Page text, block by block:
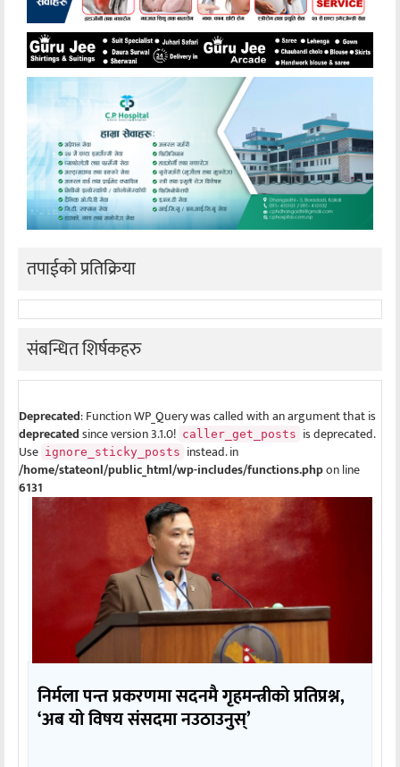
तपाईको प्रतिक्रिया
संबन्धित शिर्षकहरु
Deprecated: Function WP_Query was called with an argument that is
deprecatedsince version 3.1.0! caller_get_posts is deprecated.
Use ignore_sticky_posts instead. in
/home/stateonl/public_html/wp-includes/functions.phpon line
6131
निर्मला पन्त प्रकरणमा सदनमै गृहमन्त्रीको प्रतिप्रश्न,
‘अब यो विषय संसदमा नउठाउनुस्’